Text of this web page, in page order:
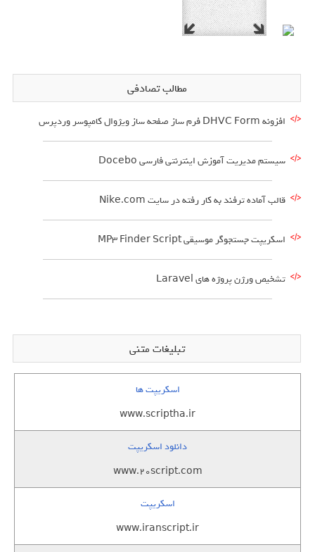
مطالب تصادفی
افزونه DHVC Form فرم ساز صفحه ساز ویژوال کامپوسر وردپرس
سیستم مدیریت آموزش اینترنتی فارسی Docebo
قالب آماده ترفند به کار رفته در سایت Nike.com
اسکریپت جستجوگر موسیقی MP3 Finder Script
تشخیص ورژن پروژه های Laravel
تبلیغات متنی
اسکریپت ها
www.scriptha.ir
دانلود اسکریپت
www.20script.com
اسکریپت
www.iranscript.ir